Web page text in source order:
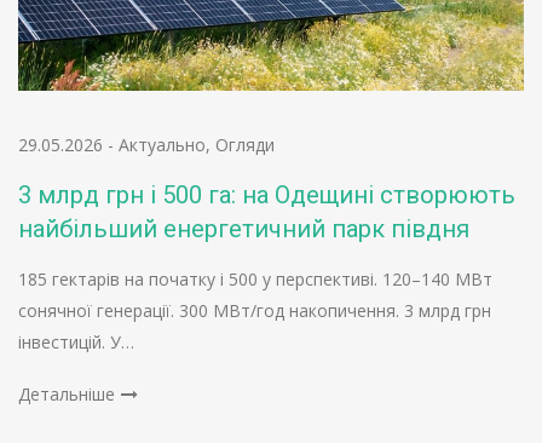
29.05.2026 - Актуально, Огляди
3 млрд грн і 500 га: на Одещині створюють
найбільший енергетичний парк півдня
185 гектарів на початку і 500 у перспективі. 120–140 МВт
сонячної генерації. 300 МВт/год накопичення. 3 млрд грн
інвестицій. У…
Детальніше